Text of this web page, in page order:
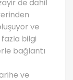
de dahil
ve
bilgi
bağlantı
ve